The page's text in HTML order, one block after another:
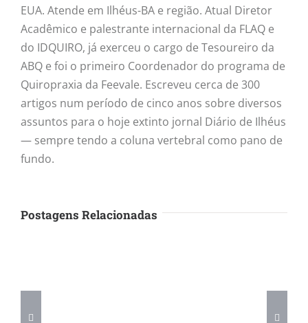
EUA. Atende em Ilhéus-BA e região. Atual Diretor
Acadêmico e palestrante internacional da FLAQ e
do IDQUIRO, já exerceu o cargo de Tesoureiro da
ABQ e foi o primeiro Coordenador do programa de
Quiropraxia da Feevale. Escreveu cerca de 300
artigos num período de cinco anos sobre diversos
assuntos para o hoje extinto jornal Diário de Ilhéus
— sempre tendo a coluna vertebral como pano de
fundo.
Postagens Relacionadas